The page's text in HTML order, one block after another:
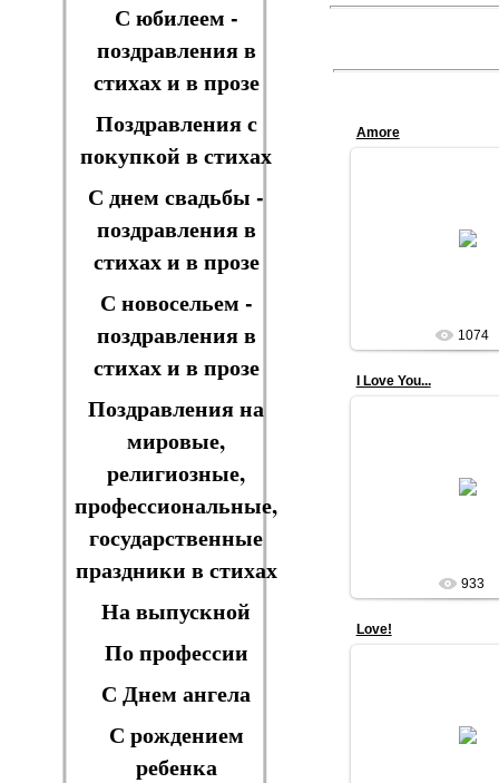
С юбилеем -
поздравления в
стихах и в прозе
Поздравления с
покупкой в стихах
С днем свадьбы -
поздравления в
стихах и в прозе
С новосельем -
поздравления в
стихах и в прозе
Поздравления на
мировые,
религиозные,
профессиональные,
государственные
праздники в стихах
На выпускной
По профессии
С Днем ангела
С рождением
ребенка
Amore
1074
I Love You...
933
Love!